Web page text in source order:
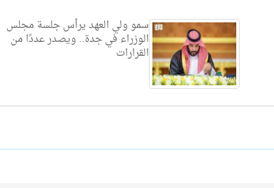
سمو ولي العهد يرأس جلسة مجلس
الوزراء في جدة.. ويصدر عددًا من
القرارات